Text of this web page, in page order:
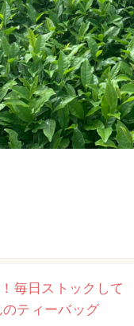
毎日ストックして
ティーバッグ